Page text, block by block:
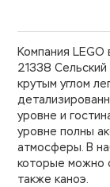
Компания LEGO
21338
крутым углом
уровне и
уровне полны
атмосферы. В
которые можно
также каноэ.